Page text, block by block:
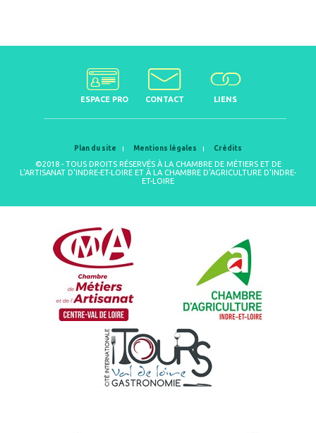
ESPACE PRO CONTACT LIENS
Plan du site Mentions légales Crédits
©2018 - TOUS DROITS RÉSERVÉS À LA CHAMBRE DE MÉTIERS ET DE
L'ARTISANAT D'INDRE-ET-LOIRE ET À LA CHAMBRE D'AGRICULTURE D'INDRE-
ET-LOIRE